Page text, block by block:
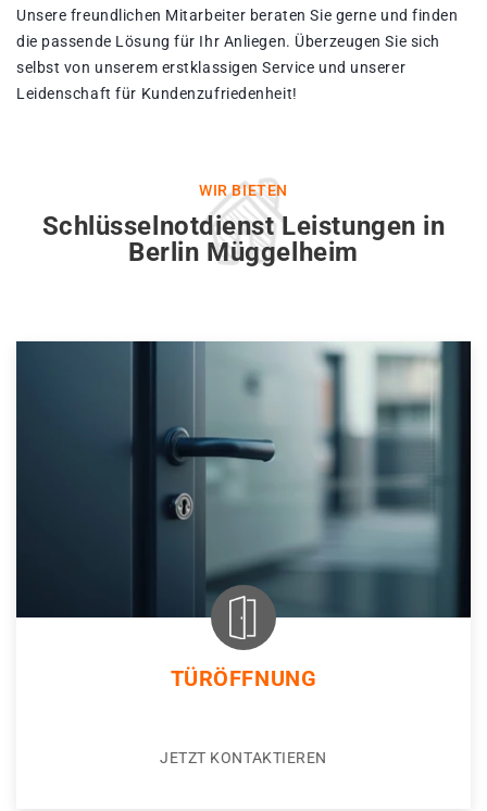
Unsere freundlichen Mitarbeiter beraten Sie gerne und finden
die passende Lösung für Ihr Anliegen. Überzeugen Sie sich
selbst von unserem erstklassigen Service und unserer
Leidenschaft für Kundenzufriedenheit!
WIR BIETEN
Schlüsselnotdienst Leistungen in
Berlin Müggelheim
TÜRÖFFNUNG
JETZT KONTAKTIEREN